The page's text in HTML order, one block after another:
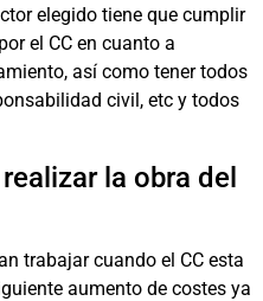
elegido tiene que cumplir
el CC en cuanto a
así como tener todos
civil, etc y todos
la obra del
trabajar cuando el CC esta
aumento de costes ya